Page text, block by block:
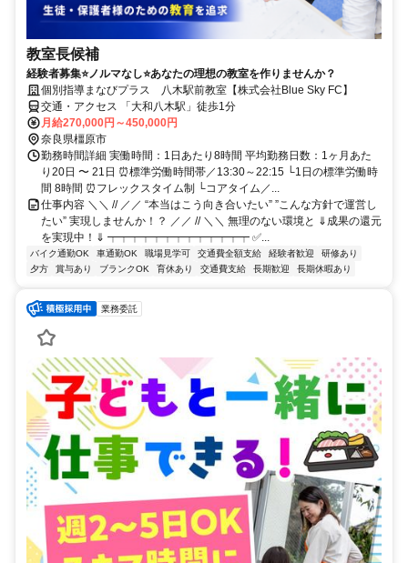
教室長候補
経験者募集⭐ノルマなし⭐あなたの理想の教室を作りませんか？
個別指導まなびプラス 八木駅前教室【株式会社Blue Sky FC】
交通・アクセス 「大和八木駅」徒歩1分
月給270,000円～450,000円
奈良県橿原市
勤務時間詳細 実働時間：1日あたり8時間 平均勤務日数：1ヶ月あた
り20日 〜 21日 ⏰標準労働時間帯／13:30～22:15 └1日の標準労働時
間 8時間 ⏰フレックスタイム制 └コアタイム／...
仕事内容 ＼＼ // ／／ “本当はこう向き合いたい” ”こんな方針で運営し
たい” 実現しませんか！？ ／／ // ＼＼ 無理のない環境と ⇓成果の還元
を実現中！⇓ ┯┯┯┯┯┯┯┯┯┯┯┯┯ ✅...
バイク通勤OK 車通勤OK 職場見学可 交通費全額支給 経験者歓迎
研修あり
夕方
賞与あり ブランクOK 育休あり 交通費支給 長期歓迎 長期休暇あり
業務委託